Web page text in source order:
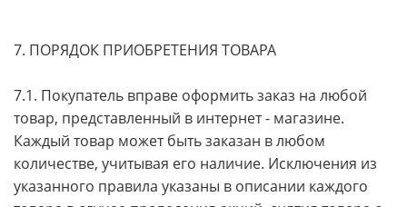
7. ПОРЯДОК ПРИОБРЕТЕНИЯ ТОВАРА
7.1. Покупатель вправе оформить заказ на любой
товар, представленный в интернет - магазине.
Каждый товар может быть заказан в любом
количестве, учитывая его наличие. Исключения из
указанного правила указаны в описании каждого